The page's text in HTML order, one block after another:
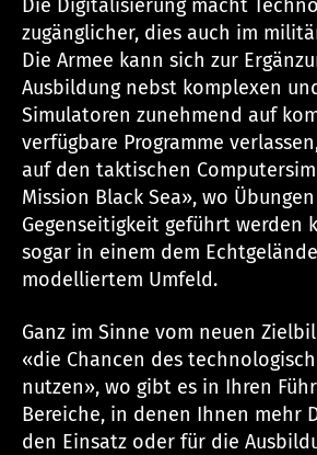
Die Digitalisierung macht
zugänglicher, dies auch im
Die Armee kann sich zur
Ausbildung nebst komplexen
Simulatoren zunehmend auf
verfügbare Programme
auf den taktischen
Mission Black Sea», wo
Gegenseitigkeit geführt werden
sogar in einem dem
modelliertem Umfeld.
Ganz im Sinne vom neuen
«die Chancen des
nutzen», wo gibt es in Ihren
Bereiche, in denen Ihnen mehr
den Einsatz oder für die